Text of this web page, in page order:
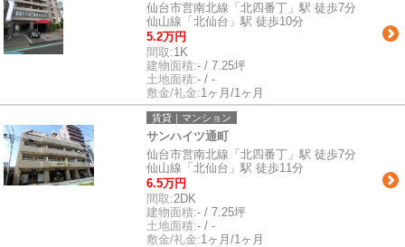
仙台市営南北線「北四番丁」駅 徒歩7分
仙山線「北仙台」駅 徒歩10分
5.2万円
間取:1K
建物面積:- / 7.25坪
土地面積:- / -
敷金/礼金:1ヶ月/1ヶ月
賃貸｜マンション
サンハイツ通町
仙台市営南北線「北四番丁」駅 徒歩7分
仙山線「北仙台」駅 徒歩11分
6.5万円
間取:2DK
建物面積:- / 7.25坪
土地面積:- / -
敷金/礼金:1ヶ月/1ヶ月